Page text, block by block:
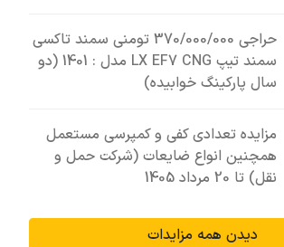
حراجی 370/000/000 تومنی سمند تاکسی
سمند تیپ LX EF7 CNG مدل : 1401 (دو
سال پارکینگ خوابیده)
مزایده تعدادی کفی و کمپرسی مستعمل
همچنین انواع ضایعات (شرکت حمل و
نقل) تا 20 مرداد 1405
دیدن همه مزایدات